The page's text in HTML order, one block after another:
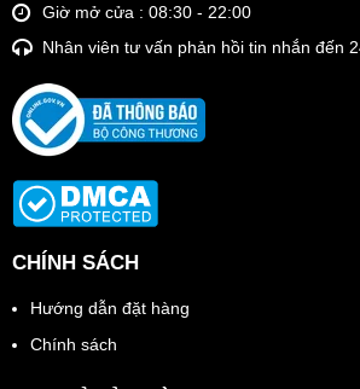
Giờ mở cửa : 08:30 - 22:00
Nhân viên tư vấn phản hồi tin nhắn đến
CHÍNH SÁCH
Hướng dẫn đặt hàng
Chính sách